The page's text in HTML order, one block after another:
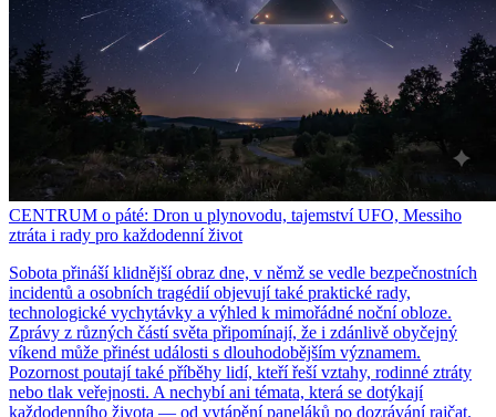
CENTRUM o páté: Dron u plynovodu, tajemství UFO, Messiho
ztráta i rady pro každodenní život
Sobota přináší klidnější obraz dne, v němž se vedle bezpečnostních
incidentů a osobních tragédií objevují také praktické rady,
technologické vychytávky a výhled k mimořádné noční obloze.
Zprávy z různých částí světa připomínají, že i zdánlivě obyčejný
víkend může přinést události s dlouhodobějším významem.
Pozornost poutají také příběhy lidí, kteří řeší vztahy, rodinné ztráty
nebo tlak veřejnosti. A nechybí ani témata, která se dotýkají
každodenního života — od vytápění paneláků po dozrávání rajčat.